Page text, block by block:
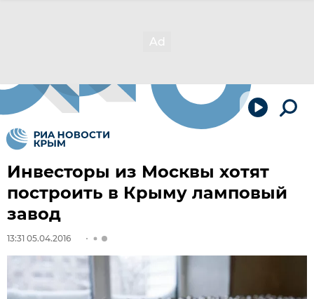
Инвесторы из Москвы хотят
построить в Крыму ламповый
завод
13:31 05.04.2016